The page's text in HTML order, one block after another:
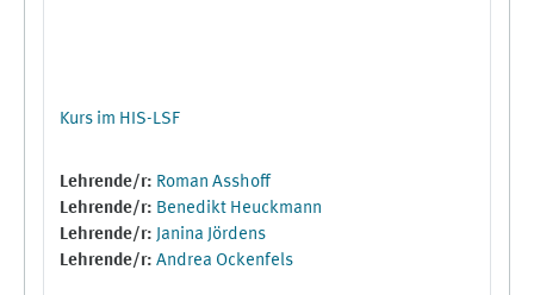
Kurs im HIS-LSF
Lehrende/r: Roman Asshoff
Lehrende/r: Benedikt Heuckmann
Lehrende/r: Janina Jördens
Lehrende/r: Andrea Ockenfels